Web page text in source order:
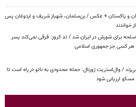
و پاکستان + عکس / بن‌سلمان، شهباز شریف و اردوغان پس
خواندند
اسلحه برای شورش در ایران شد / تد کروز: فرقی نمی‌کند پسر
هر کسی جز جمهوری اسلامی
/ وال‌استریت ژورنال: حمله محدودی به ناتو در راه است تا
ارزیابی شود